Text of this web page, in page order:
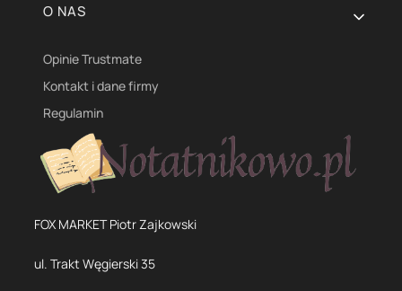
O NAS
Opinie Trustmate
Kontakt i dane firmy
Regulamin
FOX MARKET Piotr Zajkowski
ul. Trakt Węgierski 35